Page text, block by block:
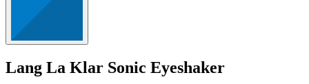
Lang La Klar Sonic Eyeshaker